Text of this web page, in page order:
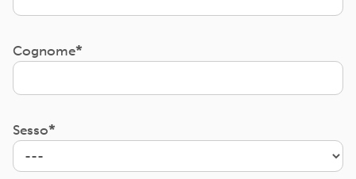
Cognome
Sesso